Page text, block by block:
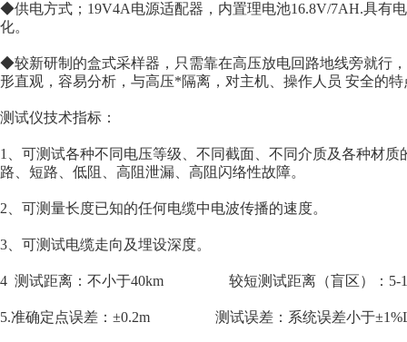
◆供电方式；19V4A电源适配器，内置理电池16.8V/7AH.具有
化。
◆较新研制的盒式采样器，只需靠在高压放电回路地线旁就行
形直观，容易分析，与高压*隔离，对主机、操作人员 安全的特
测试仪技术指标：
1、可测试各种不同电压等级、不同截面、不同介质及各种材
路、短路、低阻、高阻泄漏、高阻闪络性故障。
2、可测量长度已知的任何电缆中电波传播的速度。
3、可测试电缆走向及埋设深度。
4 测试距离：不小于40km 较短测试距离（盲区）：5-
5.准确定点误差：±0.2m 测试误差：系统误差小于